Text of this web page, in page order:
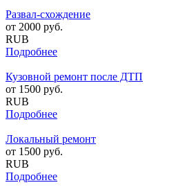
Развал-схождение
от 2000 руб.
RUB
Подробнее
Кузовной ремонт после ДТП
от 1500 руб.
RUB
Подробнее
Локальный ремонт
от 1500 руб.
RUB
Подробнее